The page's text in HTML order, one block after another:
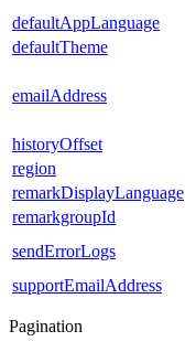
defaultAppLanguage
defaultTheme
emailAddress
historyOffset
region
remarkDisplayLanguage
remarkgroupId
sendErrorLogs
supportEmailAddress
Pagination